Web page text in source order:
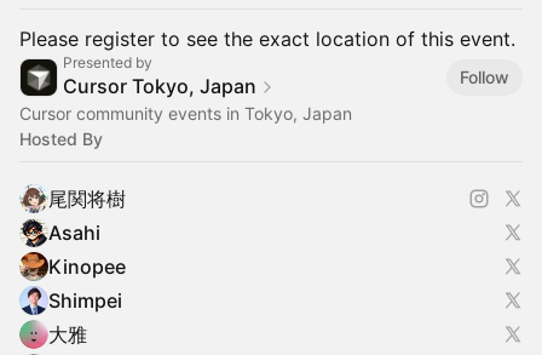
Please register to see the exact location of this event.
Presented by
Cursor Tokyo, Japan
Follow
Cursor community events in Tokyo, Japan
Hosted By
尾関将樹
Asahi
Kinopee
Shimpei
大雅